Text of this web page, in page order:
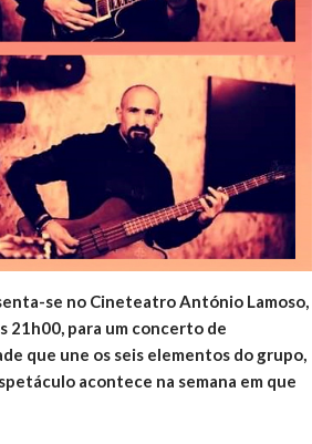
se no Cineteatro António Lamoso,
21h00, para um concerto de
que une os seis elementos do grupo,
acontece na semana em que